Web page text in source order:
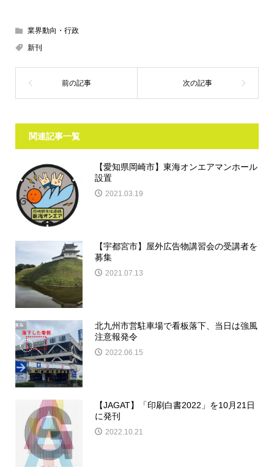
業界動向・行政
新刊
関連記事一覧
【愛知県岡崎市】東海オンエアマンホール
設置
2021.03.19
【宇都宮市】屋外広告物講習会の受講者を
募集
2021.07.13
北九州市営駐車場で看板落下、当日は強風
注意報発令
2022.06.15
【JAGAT】「印刷白書2022」を10月21日
に発刊
2022.10.21